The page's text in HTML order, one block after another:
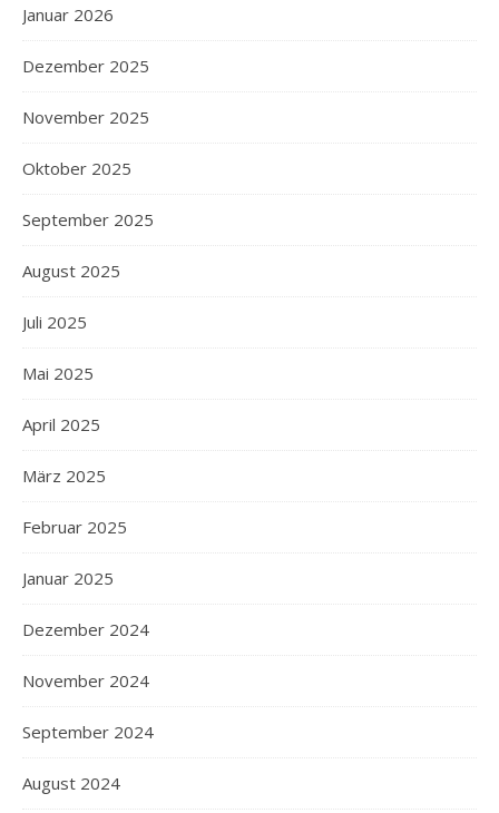
Januar 2026
Dezember 2025
November 2025
Oktober 2025
September 2025
August 2025
Juli 2025
Mai 2025
April 2025
März 2025
Februar 2025
Januar 2025
Dezember 2024
November 2024
September 2024
August 2024